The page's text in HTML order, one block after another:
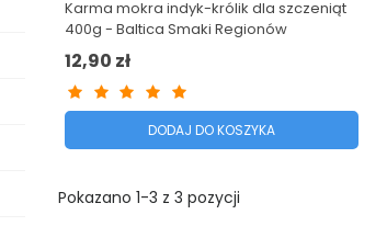
Karma mokra indyk-królik dla szczeniąt
400g - Baltica Smaki Regionów
12,90 zł
DODAJ DO KOSZYKA
Pokazano 1-3 z 3 pozycji